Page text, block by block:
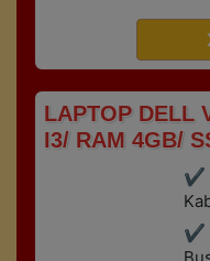
LAPTOP DELL
I3/ RAM 4GB/